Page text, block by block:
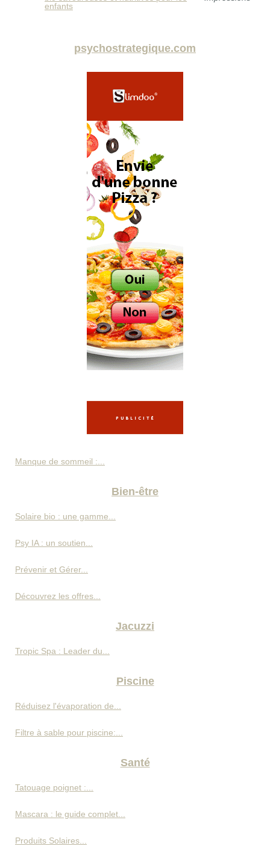
enfants
psychostrategique.com
Manque de sommeil :...
Bien-être
Solaire bio : une gamme...
Psy IA : un soutien...
Prévenir et Gérer...
Découvrez les offres...
Jacuzzi
Tropic Spa : Leader du...
Piscine
Réduisez l'évaporation de...
Filtre à sable pour piscine:...
Santé
Tatouage poignet :...
Mascara : le guide complet...
Produits Solaires...